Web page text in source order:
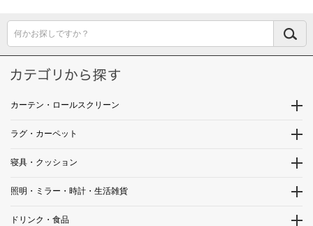
何かお探しですか？
カーテン・ロールスクリーン
ラグ・カーペット
寝具・クッション
照明・ミラー・時計・生活雑貨
ドリンク・食品